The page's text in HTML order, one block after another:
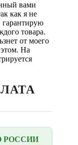
вами
как я не
гарантирую
товара.
от моего
На
РОССИИ